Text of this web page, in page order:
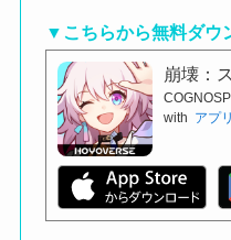
▼こちらから無料ダウ
崩壊：
with アプ